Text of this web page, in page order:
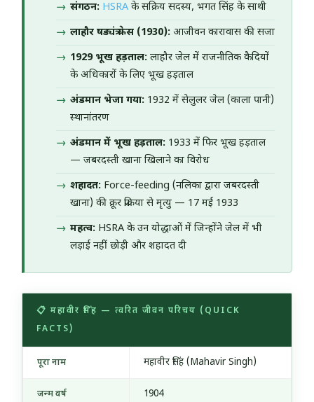
संगठन: HSRA के सक्रिय सदस्य, भगत सिंह के साथी
लाहौर षड्यंत्र केस (1930): आजीवन कारावास की सजा
1929 भूख हड़ताल: लाहौर जेल में राजनीतिक कैदियों
के अधिकारों के लिए भूख हड़ताल
अंडमान भेजा गया: 1932 में सेलुलर जेल (काला पानी)
स्थानांतरण
अंडमान में भूख हड़ताल: 1933 में फिर भूख हड़ताल
— जबरदस्ती खाना खिलाने का विरोध
शहादत: Force-feeding (नलिका द्वारा जबरदस्ती
खाना) की क्रूर प्रक्रिया से मृत्यु — 17 मई 1933
महत्व: HSRA के उन योद्धाओं में जिन्होंने जेल में भी
लड़ाई नहीं छोड़ी और शहादत दी
📋 महावीर सिंह — त्वरित जीवन परिचय (QUICK
FACTS)
पूरा नाम महावीर सिंह (Mahavir Singh)
जन्म वर्ष 1904